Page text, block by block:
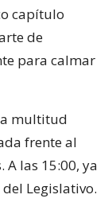
capítulo
de
para calmar
multitud
frente al
A las 15:00, ya
Legislativo.